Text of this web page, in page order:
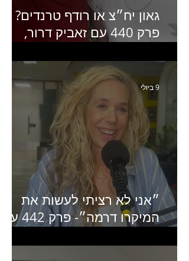
גאון יח״צ או רודף טרנדים?
פרק 440 עם זאביק דרור,
ותקשורת
״אני לא רציתי לעשות את
המיקרו דרמה״- פרק 442 עם
של יד2
9 ביולי